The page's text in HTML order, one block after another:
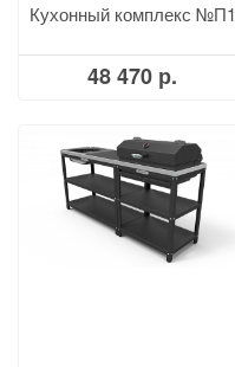
Кухонный комплекс №П1
48 470 р.